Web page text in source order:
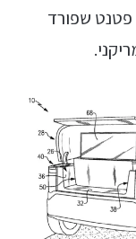
פטנט שפורד